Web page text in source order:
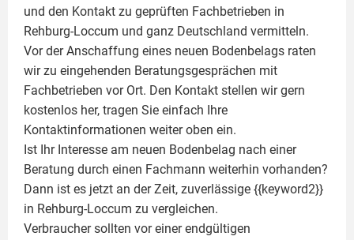
und den Kontakt zu geprüften Fachbetrieben in
Rehburg-Loccum und ganz Deutschland vermitteln.
Vor der Anschaffung eines neuen Bodenbelags raten
wir zu eingehenden Beratungsgesprächen mit
Fachbetrieben vor Ort. Den Kontakt stellen wir gern
kostenlos her, tragen Sie einfach Ihre
Kontaktinformationen weiter oben ein.
Ist Ihr Interesse am neuen Bodenbelag nach einer
Beratung durch einen Fachmann weiterhin vorhanden?
Dann ist es jetzt an der Zeit, zuverlässige {{keyword2}}
in Rehburg-Loccum zu vergleichen.
Verbraucher sollten vor einer endgültigen